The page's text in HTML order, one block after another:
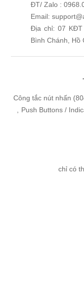
ĐT/ Zalo :
Email:
Địa chỉ: 07
Bình Chánh, Hồ
Công tắc nút nhấn
, Push Buttons /
chỉ có